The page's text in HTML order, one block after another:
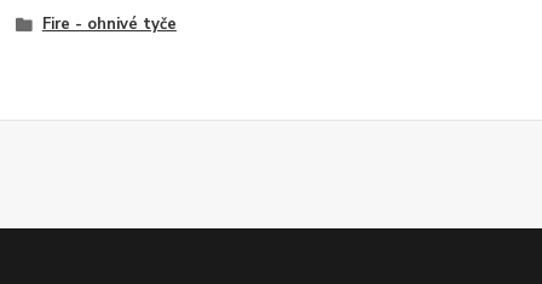
Fire - ohnivé tyče